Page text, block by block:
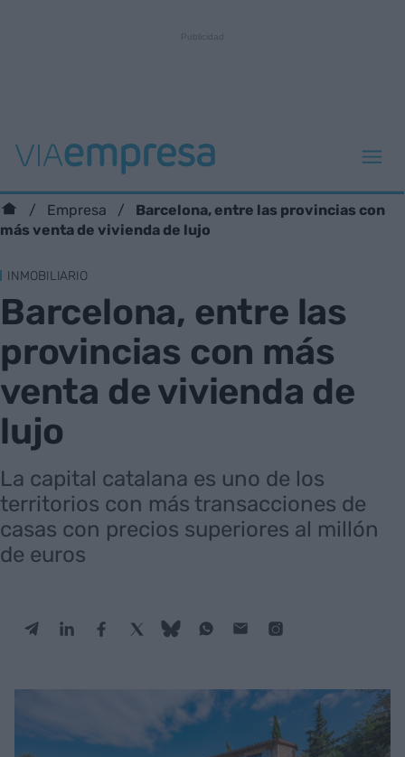
Empresa
Barcelona, entre las provincias con
más venta de vivienda de lujo
INMOBILIARIO
Barcelona, entre las
provincias con más
venta de vivienda de
lujo
La capital catalana es uno de los
territorios con más transacciones de
casas con precios superiores al millón
de euros